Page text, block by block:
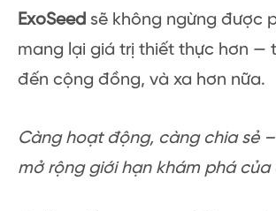
ExoSeed sẽ không ngừng được
mang lại giá trị thiết thực hơn —
đến cộng đồng, và xa hơn nữa.
Càng hoạt động, càng chia sẻ
mở rộng giới hạn khám phá của